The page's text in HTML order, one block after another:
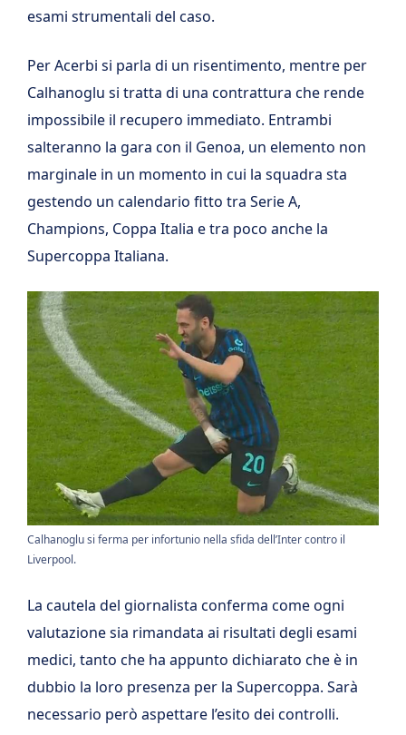
esami strumentali del caso.
Per Acerbi si parla di un risentimento, mentre per
Calhanoglu si tratta di una contrattura che rende
impossibile il recupero immediato. Entrambi
salteranno la gara con il Genoa, un elemento non
marginale in un momento in cui la squadra sta
gestendo un calendario fitto tra Serie A,
Champions, Coppa Italia e tra poco anche la
Supercoppa Italiana.
Calhanoglu si ferma per infortunio nella sfida dell’Inter contro il
Liverpool.
La cautela del giornalista conferma come ogni
valutazione sia rimandata ai risultati degli esami
medici, tanto che ha appunto dichiarato che è in
dubbio la loro presenza per la Supercoppa. Sarà
necessario però aspettare l’esito dei controlli.